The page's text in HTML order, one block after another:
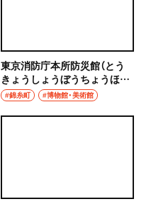
東京消防庁本所防災館（とう
きょうしょうぼうちょうほん
じょぼうさいかん）
#錦糸町 #博物館・美術館